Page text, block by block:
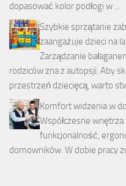
dopasować kolor podłogi w …
Szybkie sprzątanie
zaangażuje dzieci na
Zarządzanie
rodziców zna z autopsji. Aby
przestrzeń dziecięcą, warto
Komfort widzenia w
Współczesne
funkcjonalność,
domowników. W dobie pracy